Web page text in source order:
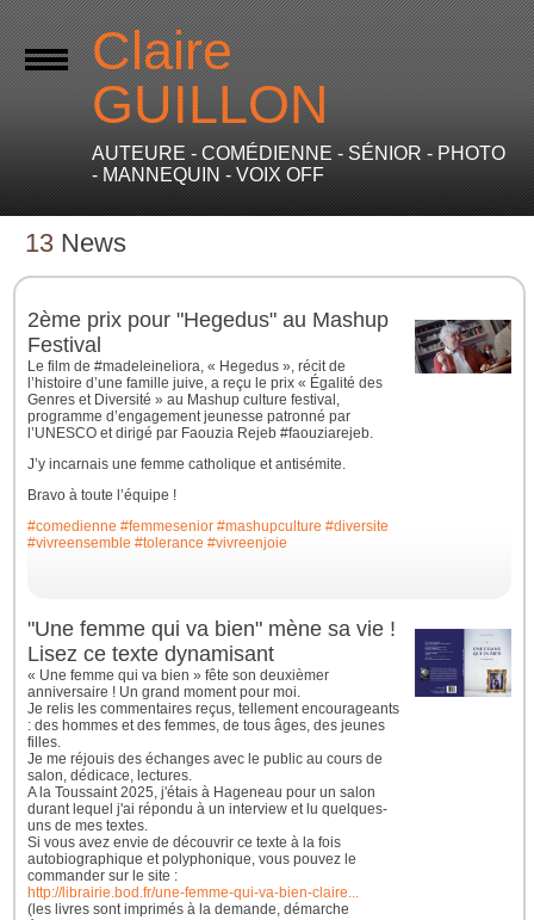
Claire
GUILLON
AUTEURE - COMÉDIENNE - SÉNIOR - PHOTO
- MANNEQUIN - VOIX OFF
13 News
2ème prix pour "Hegedus" au Mashup
Festival
Le film de #madeleineliora, « Hegedus », récit de
l’histoire d’une famille juive, a reçu le prix « Égalité des
Genres et Diversité » au Mashup culture festival,
programme d’engagement jeunesse patronné par
l’UNESCO et dirigé par Faouzia Rejeb #faouziarejeb.
J’y incarnais une femme catholique et antisémite.
Bravo à toute l’équipe !
#comedienne #femmesenior #mashupculture #diversite
#vivreensemble #tolerance #vivreenjoie
"Une femme qui va bien" mène sa vie !
Lisez ce texte dynamisant
« Une femme qui va bien » fête son deuxièmer
anniversaire ! Un grand moment pour moi.
Je relis les commentaires reçus, tellement encourageants
: des hommes et des femmes, de tous âges, des jeunes
filles.
Je me réjouis des échanges avec le public au cours de
salon, dédicace, lectures.
A la Toussaint 2025, j'étais à Hageneau pour un salon
durant lequel j'ai répondu à un interview et lu quelques-
uns de mes textes.
Si vous avez envie de découvrir ce texte à la fois
autobiographique et polyphonique, vous pouvez le
commander sur le site :
http://librairie.bod.fr/une-femme-qui-va-bien-claire...
(les livres sont imprimés à la demande, démarche